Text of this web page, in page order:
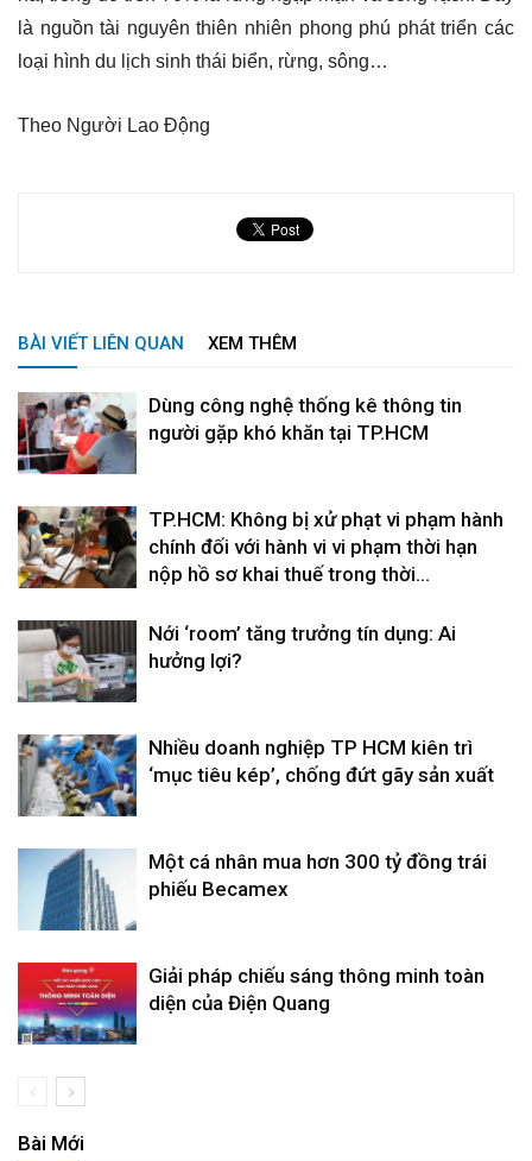
là nguồn tài nguyên thiên nhiên phong phú phát triển các
loại hình du lịch sinh thái biển, rừng, sông…
Theo Người Lao Động
BÀI VIẾT LIÊN QUAN XEM THÊM
Dùng công nghệ thống kê thông tin
người gặp khó khăn tại TP.HCM
TP.HCM: Không bị xử phạt vi phạm hành
chính đối với hành vi vi phạm thời hạn
nộp hồ sơ khai thuế trong thời...
Nới ‘room’ tăng trưởng tín dụng: Ai
hưởng lợi?
Nhiều doanh nghiệp TP HCM kiên trì
‘mục tiêu kép’, chống đứt gãy sản xuất
Một cá nhân mua hơn 300 tỷ đồng trái
phiếu Becamex
Giải pháp chiếu sáng thông minh toàn
diện của Điện Quang
Bài Mới